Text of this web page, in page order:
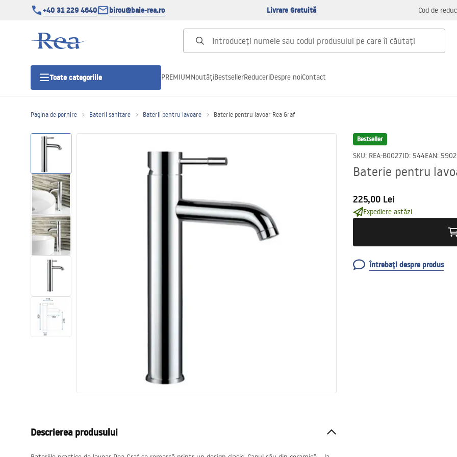
+40 31 229 4640 birou@baie-rea.ro Livrare Gratuită Cod de
Toate categoriile
Usi pentru cabine de dus
Cadite de dus
Rigole Liniare
Vase WC si Bideuri
Lavoare
Cazi cu paravane
Baterii sanitare
PREMIUMNoutățiBestsellerReduceriDespre noiContact
Pagina de pornire Baterii sanitare Baterii pentru lavoare Baterie pentru lavoar Rea Graf
Bestseller
SKU: REA-B0027ID: 544EAN:
Baterie pentru
225,00 Lei
Expediere astăzi.
Întrebați despre produs
Descrierea produsului